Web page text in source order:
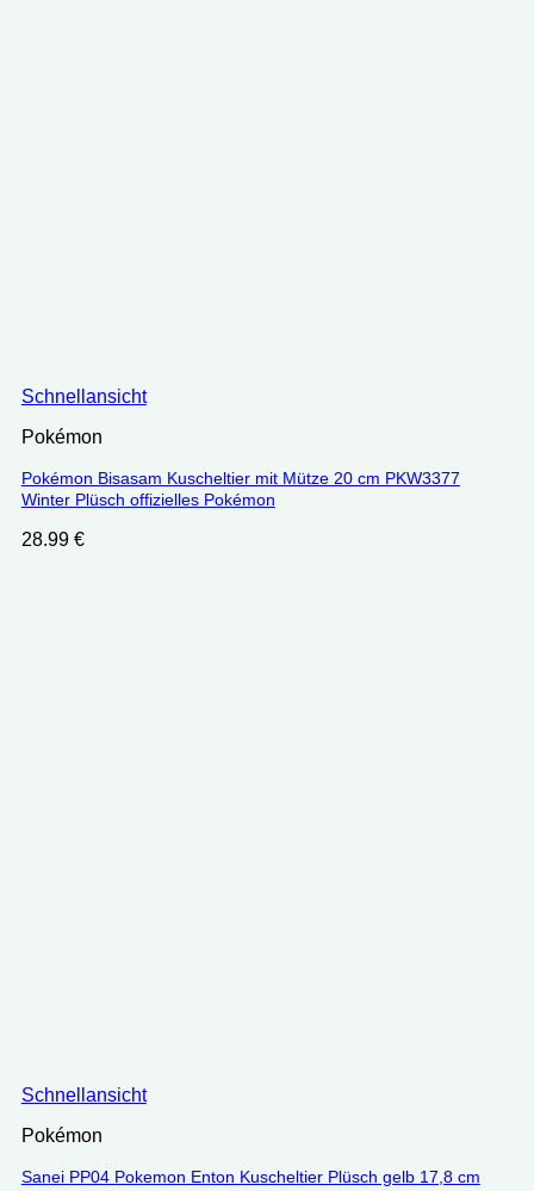
Schnellansicht
Pokémon
Pokémon Bisasam Kuscheltier mit Mütze 20 cm PKW3377
Winter Plüsch offizielles Pokémon
28.99 €
Schnellansicht
Pokémon
Sanei PP04 Pokemon Enton Kuscheltier Plüsch gelb 17,8 cm